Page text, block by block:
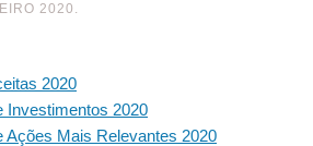
2020 .
2020
Investimentos 2020
Ações Mais Relevantes 2020